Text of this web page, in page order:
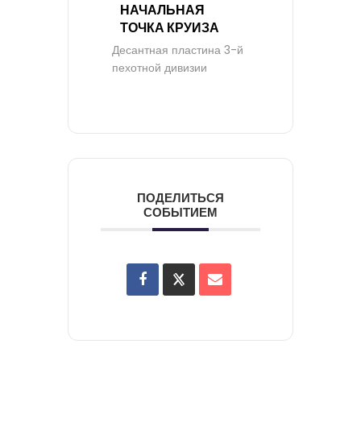
НАЧАЛЬНАЯ
ТОЧКА КРУИЗА
Десантная пластина 3-й
пехотной дивизии
ПОДЕЛИТЬСЯ
СОБЫТИЕМ